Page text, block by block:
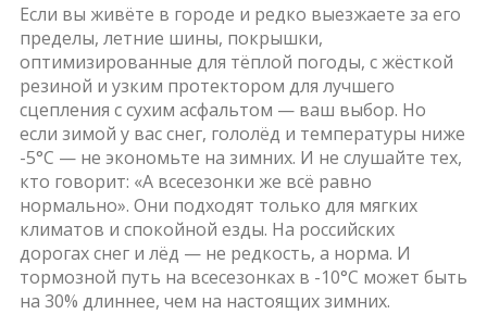
Если вы живёте в городе и редко выезжаете за его
пределы, летние шины, покрышки,
оптимизированные для тёплой погоды, с жёсткой
резиной и узким протектором для лучшего
сцепления с сухим асфальтом — ваш выбор. Но
если зимой у вас снег, гололёд и температуры ниже
-5°C — не экономьте на зимних. И не слушайте тех,
кто говорит: «А всесезонки же всё равно
нормально». Они подходят только для мягких
климатов и спокойной езды. На российских
дорогах снег и лёд — не редкость, а норма. И
тормозной путь на всесезонках в -10°C может быть
на 30% длиннее, чем на настоящих зимних.